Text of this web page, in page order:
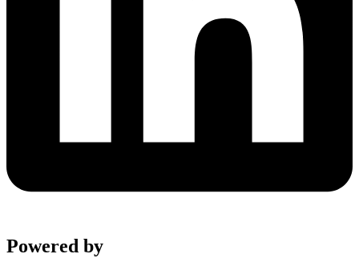
Powered by